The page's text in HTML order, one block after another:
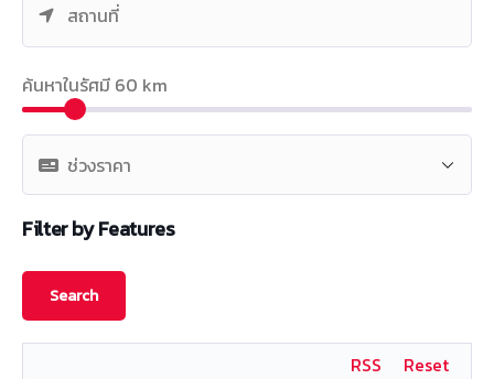
ค้นหาในรัศมี 60 km
Filter by Features
Reset
RSS